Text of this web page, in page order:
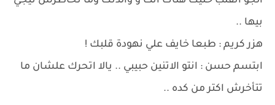
بيها ..
هزر كريم : طبعا خايف علي نهودة قلبك !
ابتسم حسن : انتو الاتنين حبيبي .. يالا اتحرك علشان ما
تتأخرش اكتر من كده ..